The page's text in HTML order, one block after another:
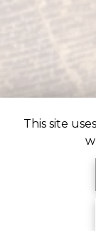
This site